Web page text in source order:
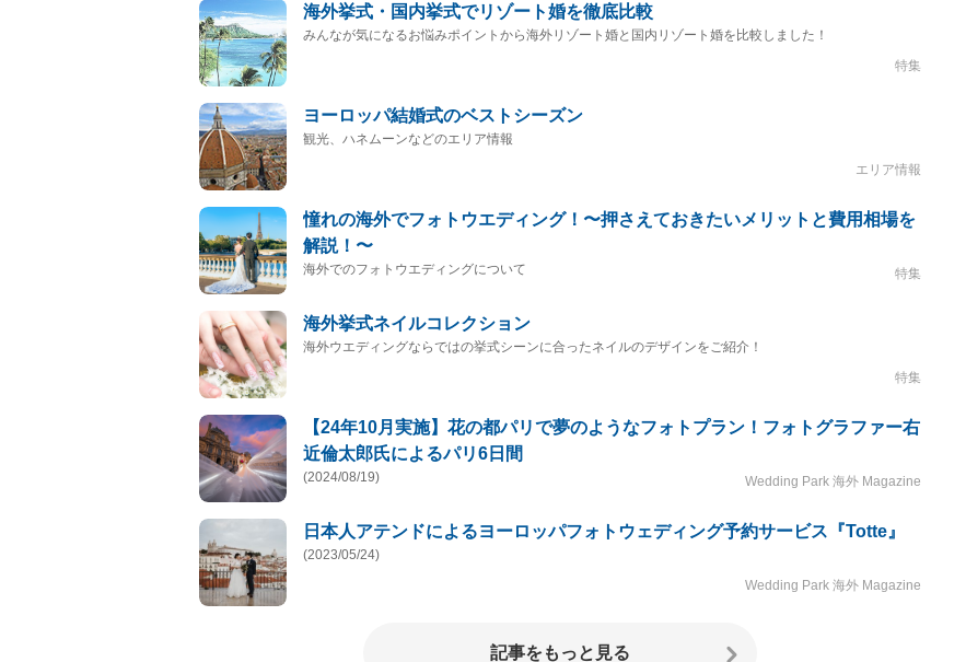
海外挙式・国内挙式でリゾート婚を徹底比較
みんなが気になるお悩みポイントから海外リゾート婚と国内リゾート婚を比較しました！
特集
ヨーロッパ結婚式のベストシーズン
観光、ハネムーンなどのエリア情報
エリア情報
憧れの海外でフォトウエディング！〜押さえておきたいメリットと費用相場を
解説！〜
海外でのフォトウエディングについて 特集
海外挙式ネイルコレクション
海外ウエディングならではの挙式シーンに合ったネイルのデザインをご紹介！
特集
【24年10月実施】花の都パリで夢のようなフォトプラン！フォトグラファー右
近倫太郎氏によるパリ6日間
(2024/08/19) Wedding Park 海外 Magazine
日本人アテンドによるヨーロッパフォトウェディング予約サービス『Totte』
(2023/05/24)
Wedding Park 海外 Magazine
記事をもっと見る